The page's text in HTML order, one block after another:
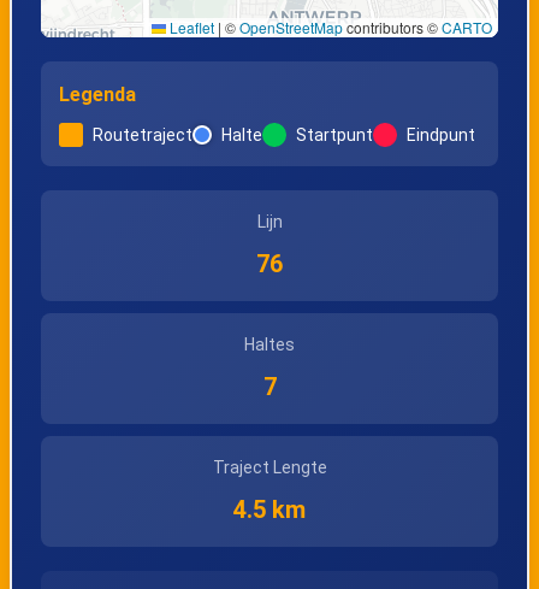
Leaflet | ©OpenStreetMapcontributors ©CARTO
Legenda
Routetraject Halte Startpunt Eindpunt
Lijn
76
Haltes
7
Traject Lengte
4.5 km